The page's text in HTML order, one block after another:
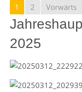
1 2 Vorwärts
2025